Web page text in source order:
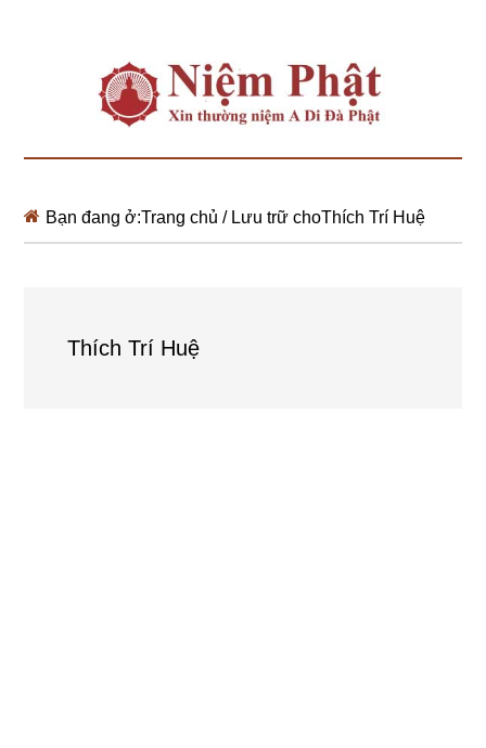
Bạn đang ở:Trang chủ /Lưu trữ choThích Trí Huệ
Thích Trí Huệ